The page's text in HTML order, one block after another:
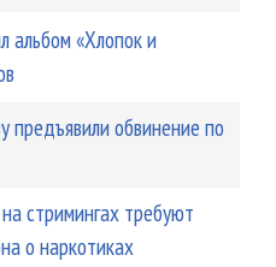
альбом «Хлопок и
предъявили обвинение по
стримингах требуют
о наркотиках